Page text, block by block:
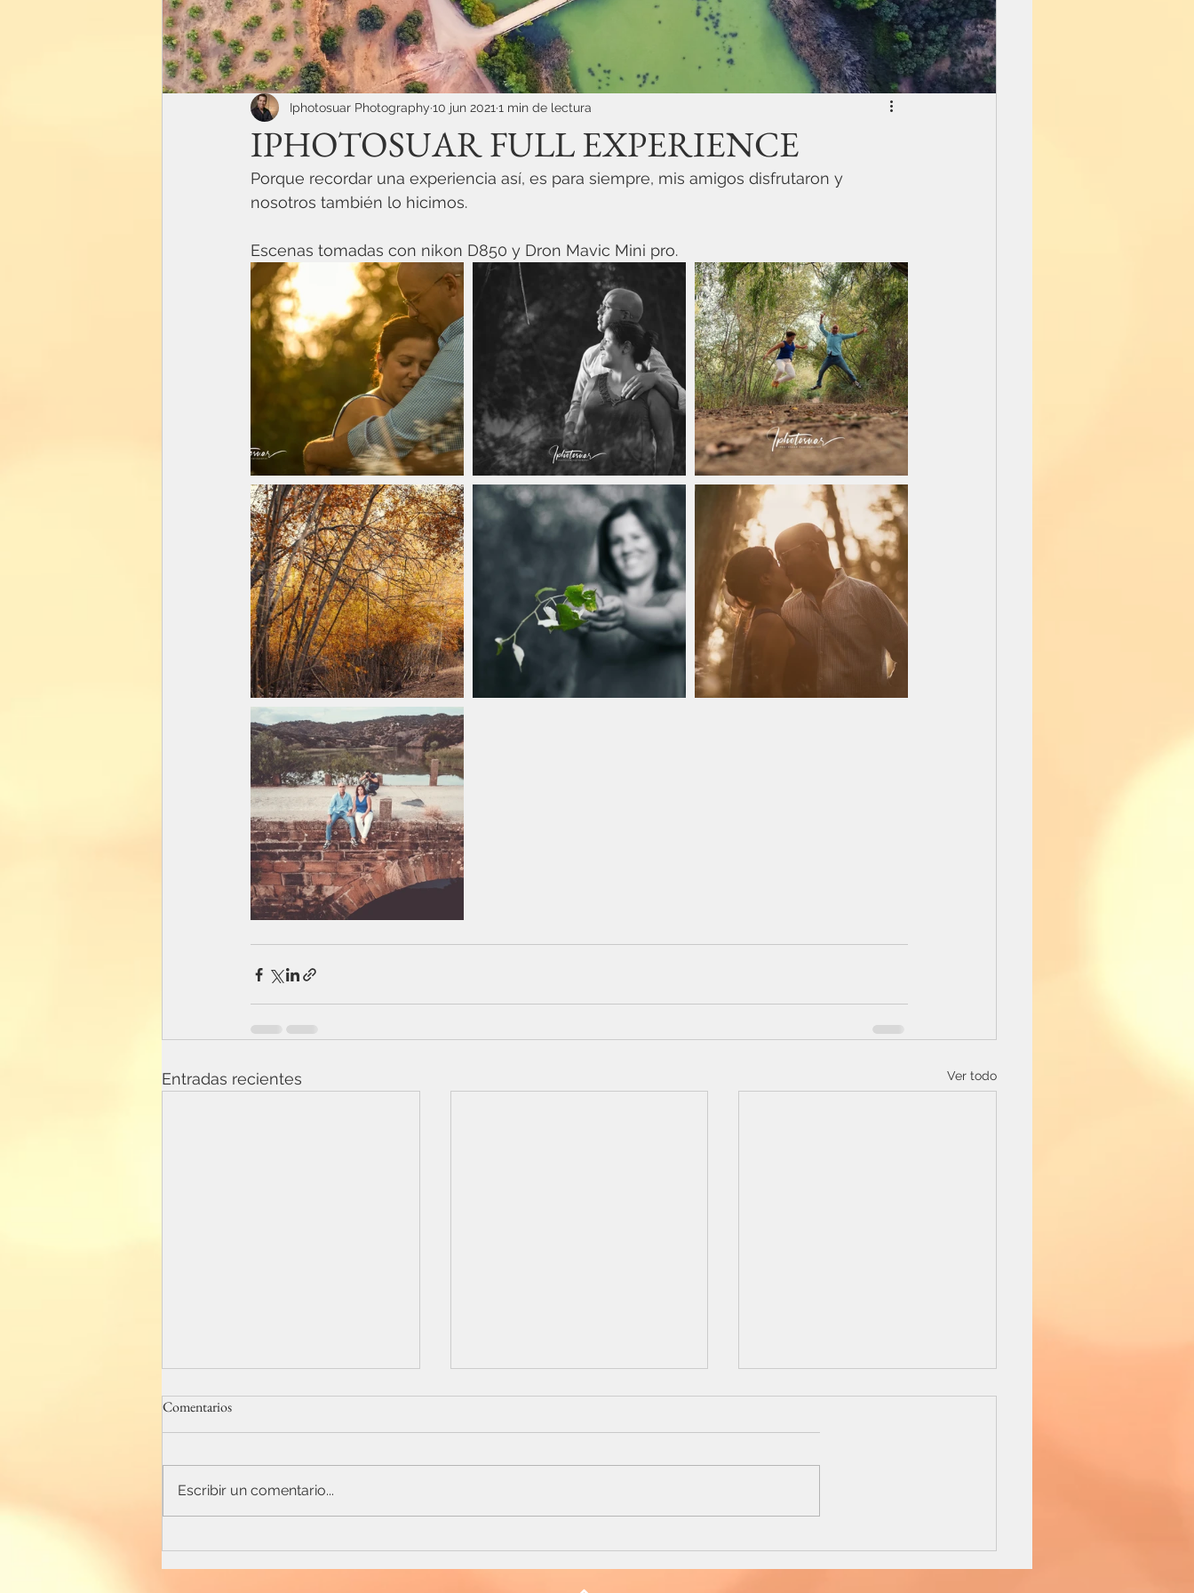
IPHOTOSUAR FULL EXPERIENCE
Iphotosuar Photography 10 jun 2021 1 min de lectura
Porque recordar una experiencia así, es para siempre, mis amigos disfrutaron y
nosotros también lo hicimos.
Escenas tomadas con nikon D850 y Dron Mavic Mini pro.
Entradas recientes Ver todo
La espera de Sergio
VIDA
by #saaldigital
Comentarios
Escribir un comentario...